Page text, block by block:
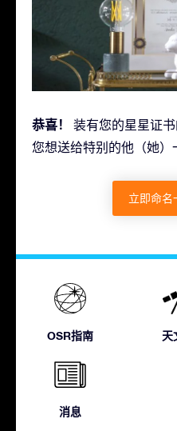
恭喜！
装有您的星星证书
您想送给特别的他（她）
立即命名
OSR指南 天
消息